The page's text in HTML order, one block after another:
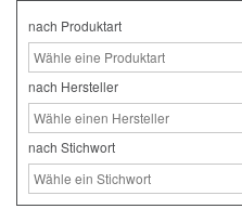
nach Produktart
nach Hersteller
nach Stichwort